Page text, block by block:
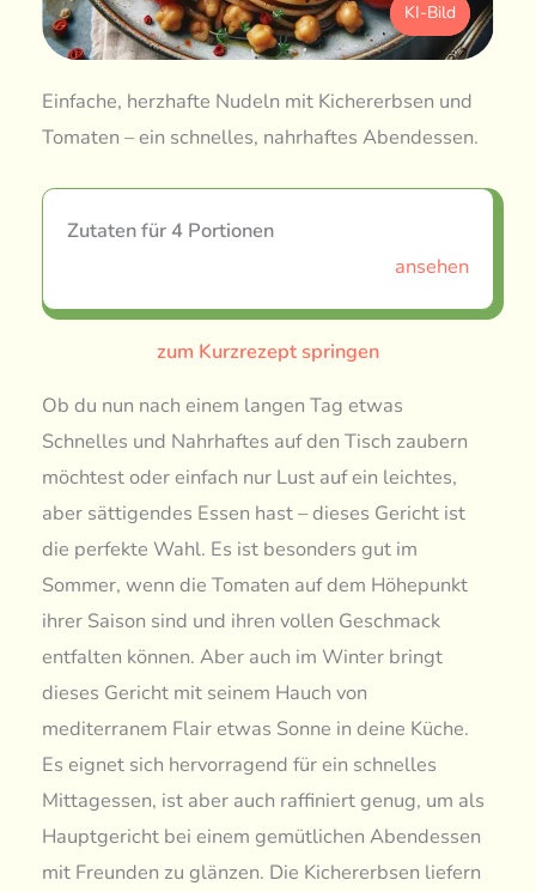
KI-Bild
Einfache, herzhafte Nudeln mit Kichererbsen und
Tomaten – ein schnelles, nahrhaftes Abendessen.
Zutaten für 4 Portionen
ansehen
zum Kurzrezept springen
Ob du nun nach einem langen Tag etwas
Schnelles und Nahrhaftes auf den Tisch zaubern
möchtest oder einfach nur Lust auf ein leichtes,
aber sättigendes Essen hast – dieses Gericht ist
die perfekte Wahl. Es ist besonders gut im
Sommer, wenn die Tomaten auf dem Höhepunkt
ihrer Saison sind und ihren vollen Geschmack
entfalten können. Aber auch im Winter bringt
dieses Gericht mit seinem Hauch von
mediterranem Flair etwas Sonne in deine Küche.
Es eignet sich hervorragend für ein schnelles
Mittagessen, ist aber auch raffiniert genug, um als
Hauptgericht bei einem gemütlichen Abendessen
mit Freunden zu glänzen. Die Kichererbsen liefern